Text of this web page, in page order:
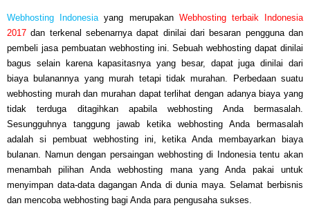
Webhosting Indonesia yang merupakan Webhosting terbaik Indonesia
2017dan terkenal sebenarnya dapat dinilai dari besaran pengguna dan
pembeli jasa pembuatan webhosting ini. Sebuah webhosting dapat dinilai
bagus selain karena kapasitasnya yang besar, dapat juga dinilai dari
biaya bulanannya yang murah tetapi tidak murahan. Perbedaan suatu
webhosting murah dan murahan dapat terlihat dengan adanya biaya yang
tidak terduga ditagihkan apabila webhosting Anda bermasalah.
Sesungguhnya tanggung jawab ketika webhosting Anda bermasalah
adalah si pembuat webhosting ini, ketika Anda membayarkan biaya
bulanan. Namun dengan persaingan webhosting di Indonesia tentu akan
menambah pilihan Anda webhosting mana yang Anda pakai untuk
menyimpan data-data dagangan Anda di dunia maya. Selamat berbisnis
dan mencoba webhosting bagi Anda para pengusaha sukses.